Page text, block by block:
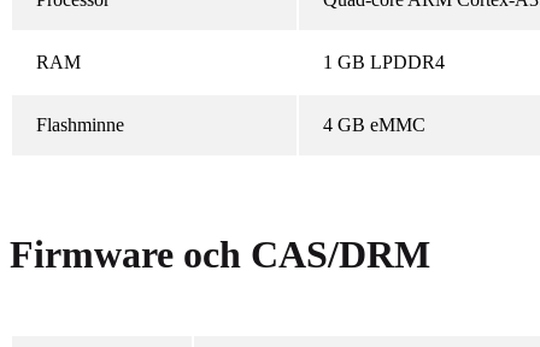
RAM 1 GB LPDDR4
Flashminne 4 GB eMMC
Firmware och CAS/DRM